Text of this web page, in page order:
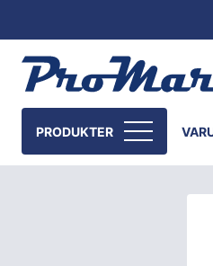
PRODUKTER